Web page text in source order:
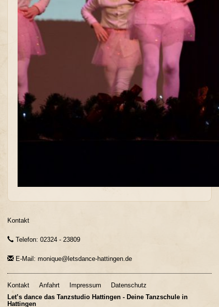
Kontakt
Telefon: 02324 - 23809
E-Mail: monique@letsdance-hattingen.de
Kontakt Anfahrt Impressum
Datenschutz
Let’s dance das Tanzstudio Hattingen - Deine Tanzschule in
Hattingen